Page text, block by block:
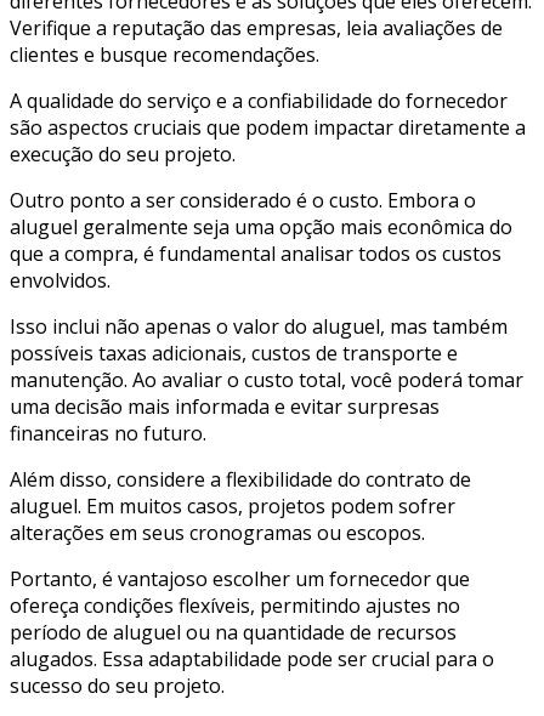
Verifique a reputação das empresas, leia avaliações de
clientes e busque recomendações.
A qualidade do serviço e a confiabilidade do fornecedor
são aspectos cruciais que podem impactar diretamente a
execução do seu projeto.
Outro ponto a ser considerado é o custo. Embora o
aluguel geralmente seja uma opção mais econômica do
que a compra, é fundamental analisar todos os custos
envolvidos.
Isso inclui não apenas o valor do aluguel, mas também
possíveis taxas adicionais, custos de transporte e
manutenção. Ao avaliar o custo total, você poderá tomar
uma decisão mais informada e evitar surpresas
financeiras no futuro.
Além disso, considere a flexibilidade do contrato de
aluguel. Em muitos casos, projetos podem sofrer
alterações em seus cronogramas ou escopos.
Portanto, é vantajoso escolher um fornecedor que
ofereça condições flexíveis, permitindo ajustes no
período de aluguel ou na quantidade de recursos
alugados. Essa adaptabilidade pode ser crucial para o
sucesso do seu projeto.